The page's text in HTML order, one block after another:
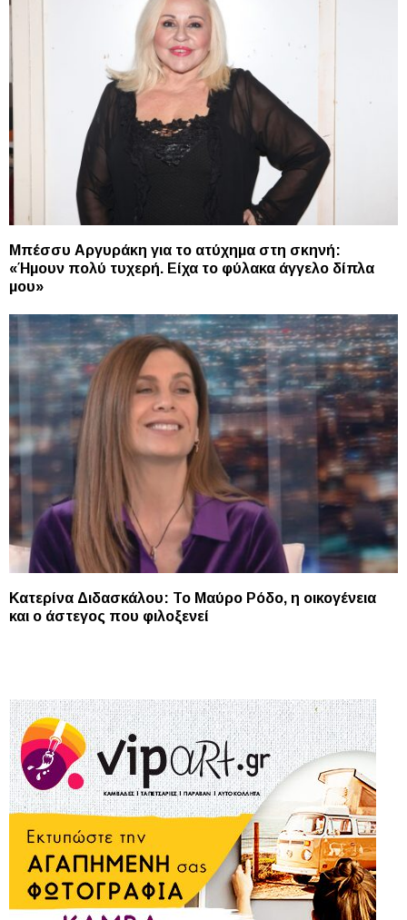
Μπέσσυ Αργυράκη για το ατύχημα στη σκηνή:
«Ήμουν πολύ τυχερή. Είχα το φύλακα άγγελο δίπλα
μου»
Κατερίνα Διδασκάλου: Το Μαύρο Ρόδο, η οικογένεια
και ο άστεγος που φιλοξενεί